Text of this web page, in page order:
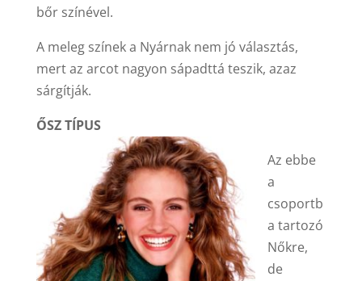
bőr színével.
A meleg színek a Nyárnak nem jó választás,
mert az arcot nagyon sápadttá teszik, azaz
sárgítják.
ŐSZ TÍPUS
Az ebbe
a
csoportb
a tartozó
Nőkre,
de